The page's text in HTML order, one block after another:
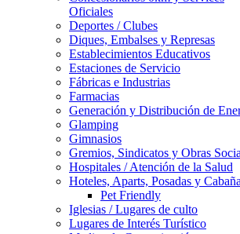
Oficiales
Deportes / Clubes
Diques, Embalses y Represas
Establecimientos Educativos
Estaciones de Servicio
Fábricas e Industrias
Farmacias
Generación y Distribución de
Glamping
Gimnasios
Gremios, Sindicatos y Obras
Hospitales / Atención de la Salud
Hoteles, Aparts, Posadas y
Pet Friendly
Iglesias / Lugares de culto
Lugares de Interés Turístico